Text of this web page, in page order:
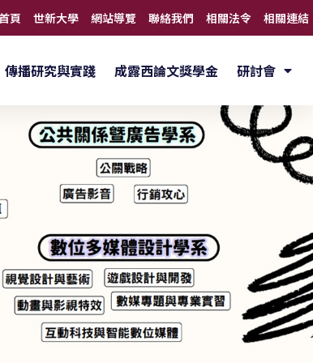
首頁 世新大學 網站導覽 聯絡我們 相關法令 相關連結
傳播研究與實踐 成露西論文獎學金 研討會